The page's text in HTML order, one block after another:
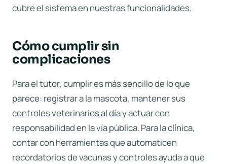
cubre el sistema en nuestrasfuncionalidades.
Cómo cumplir sin
complicaciones
Para el tutor, cumplir es más sencillo de lo que
parece: registrar a la mascota, mantener sus
controles veterinarios al día y actuar con
responsabilidad en la vía pública. Para la clínica,
contar con herramientas que automaticen
recordatorios de vacunas y controles ayuda a que